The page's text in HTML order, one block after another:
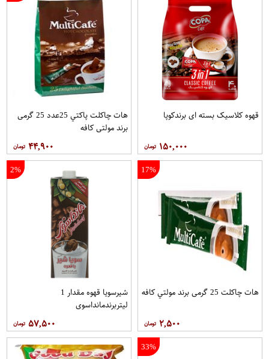
قهوه کلاسيک بسته ای برندکوپا
۱۵۰,۰۰۰
هات چاکلت پاکتي 25عدد 25 گرمی
برند مولتي کافه
۴۴,۹۰۰
17%
هات چاکلت 25 گرمی برند مولتي کافه
۲,۵۰۰
2%
شیرسویا قهوه مقدار 1
لیتربرندمانداسوی
۵۷,۵۰۰
33%